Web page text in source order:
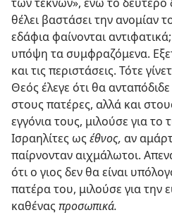
θέλει βαστάσει την ανομίαν
εδάφια φαίνονται
υπόψη τα συμφραζόμενα.
και τις περιστάσεις. Τότε
Θεός έλεγε ότι θα
στους πατέρες, αλλά και
εγγόνια τους, μιλούσε για το
Ισραηλίτες ως έθνος, αν
παίρνονταν αιχμάλωτοι.
ότι ο γιος δεν θα είναι
πατέρα του, μιλούσε για την
καθένας προσωπικά.